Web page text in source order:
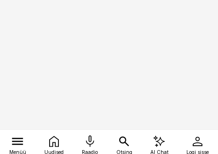
Menüü Uudised Raadio Otsing AI Chat Logi sisse